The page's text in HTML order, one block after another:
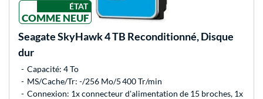
ÉTAT
COMME NEUF
SeagateSkyHawk 4 TB Reconditionné, Disque
dur
Capacité: 4 To
MS/Cache/Tr: -/256 Mo/5 400 Tr/min
Connexion: 1x connecteur d'alimentation de 15 broches, 1x